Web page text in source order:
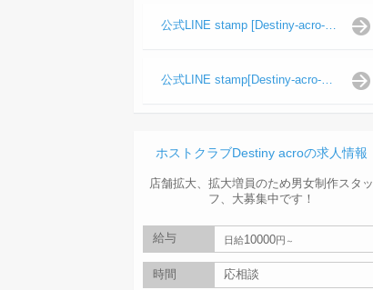
公式LINE stamp [Destiny-acro-波旬]
公式LINE stamp[Destiny-acro-天照陽]
ホストクラブDestiny acroの求人情報
店舗拡大、拡大増員のため男女制作スタッ
フ、大募集中です！
給与 日給10000円
時間 応相談